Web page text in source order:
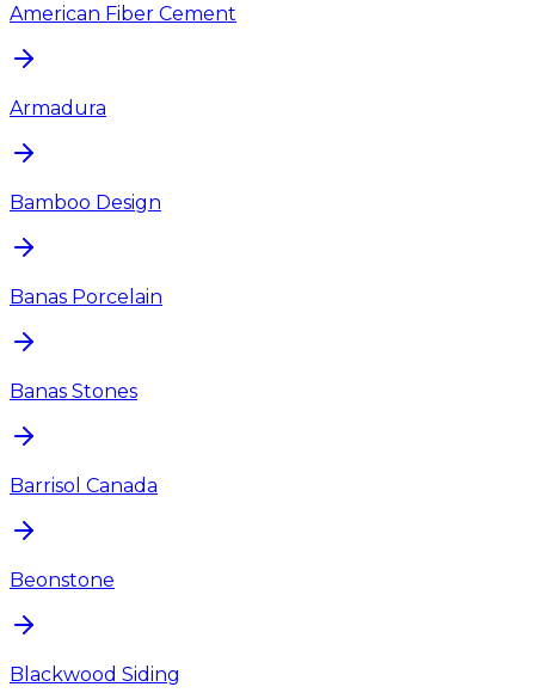
American Fiber Cement
Armadura
Bamboo Design
Banas Porcelain
Banas Stones
Barrisol Canada
Beonstone
Blackwood Siding